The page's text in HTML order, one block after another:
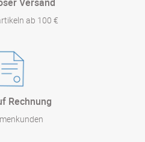
ab 100 €
Rechnung